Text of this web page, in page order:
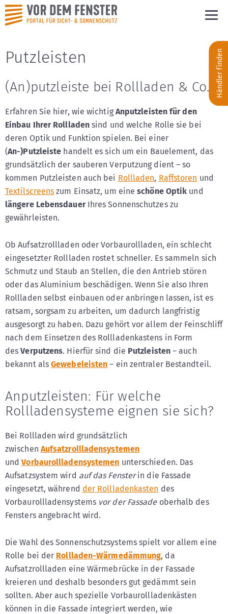
Händler finden
Putzleisten
(An)putzleiste bei Rollladen & Co.
Erfahren Sie hier, wie wichtigAnputzleisten für den
Einbau Ihrer Rollladensind und welche Rolle sie bei
deren Optik und Funktion spielen. Bei einer
(An-)Putzleiste handelt es sich um ein Bauelement, das
grundsätzlich der sauberen Verputzung dient – so
kommen Putzleisten auch bei Rollladen, Raffstoren und
Textilscreens zum Einsatz, um eineschöne Optik und
längere LebensdauerIhres Sonnenschutzes zu
gewährleisten.
Ob Aufsatzrollladen oder Vorbaurollladen, ein schlecht
eingesetzter Rollladen rostet schneller. Es sammeln sich
Schmutz und Staub an Stellen, die den Antrieb stören
oder das Aluminium beschädigen. Wenn Sie also Ihren
Rollladen selbst einbauen oder anbringen lassen, ist es
ratsam, sorgsam zu arbeiten, um dadurch langfristig
ausgesorgt zu haben. Dazu gehört vor allem der Feinschliff
nach dem Einsetzen des Rollladenkastens in Form
desVerputzens. Hierfür sind die Putzleisten – auch
bekannt alsGewebeleisten – ein zentraler Bestandteil.
Anputzleisten: Für welche
Rollladensysteme eignen sie sich?
Bei Rollladen wird grundsätzlich
zwischen Aufsatzrollladensystemen
undVorbaurollladensystemen unterschieden. Das
Aufsatzsystem wird auf das Fensterin die Fassade
eingesetzt, während der Rollladenkasten des
Vorbaurollladensystems vor der Fassadeoberhalb des
Fensters angebracht wird.
Die Wahl des Sonnenschutzsystems spielt vor allem eine
Rolle bei der Rollladen-Wärmedämmung, da
Aufsatzrollladen eine Wärmebrücke in der Fassade
kreieren und deshalb besonders gut gedämmt sein
sollten. Aber auch spezielle Vorbaurollladenkästen
können in die Fassade integriert werden, wie